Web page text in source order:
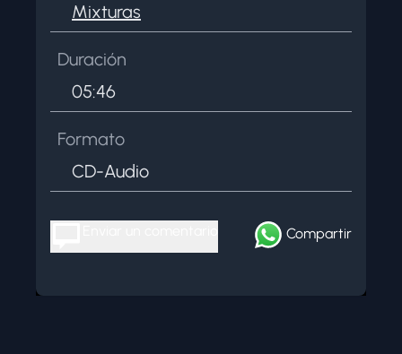
Mixturas
Duración
05:46
Formato
CD-Audio
Compartir